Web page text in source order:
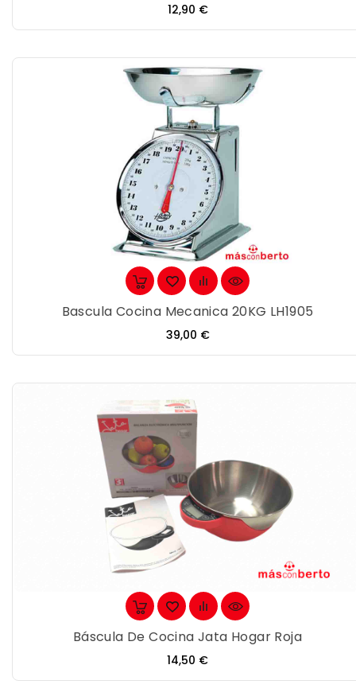
Precio
12,90 €
Bascula Cocina Mecanica 20KG LH1905
Precio
39,00 €
Báscula De Cocina Jata Hogar Roja
Precio
14,50 €